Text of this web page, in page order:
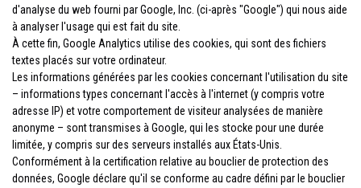
d'analyse du web fourni par Google, Inc. (ci-après "Google") qui nous aide
à analyser l'usage qui est fait du site.
À cette fin, Google Analytics utilise des cookies, qui sont des fichiers
textes placés sur votre ordinateur.
Les informations générées par les cookies concernant l'utilisation du site
– informations types concernant l'accès à l'internet (y compris votre
adresse IP) et votre comportement de visiteur analysées de manière
anonyme – sont transmises à Google, qui les stocke pour une durée
limitée, y compris sur des serveurs installés aux États-Unis.
Conformément à la certification relative au bouclier de protection des
données, Google déclare qu'il se conforme au cadre défini par le bouclier